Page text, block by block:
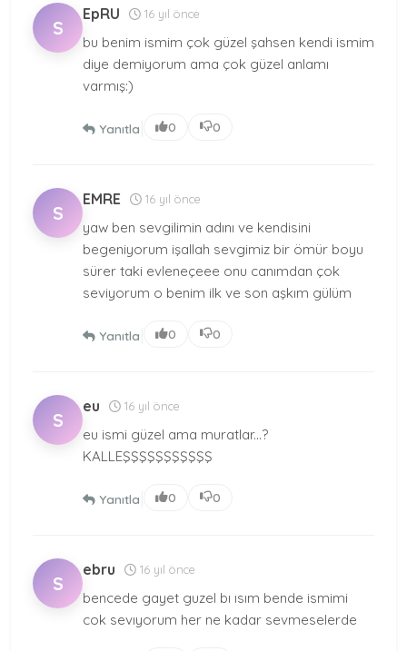
S
EpRU 16 yıl önce
bu benim ismim çok güzel şahsen kendi ismim
diye demiyorum ama çok güzel anlamı
varmış:)
Yanıtla 0 0
S
EMRE 16 yıl önce
yaw ben sevgilimin adını ve kendisini
begeniyorum işallah sevgimiz bir ömür boyu
sürer taki evleneçeee onu canımdan çok
seviyorum o benim ilk ve son aşkım gülüm
Yanıtla 0 0
S
eu 16 yıl önce
eu ismi güzel ama muratlar...?
KALLEŞŞŞŞŞŞŞŞŞŞŞ
Yanıtla 0 0
S
ebru 16 yıl önce
bencede gayet guzel bı ısım bende ismimi
cok sevıyorum her ne kadar sevmeselerde